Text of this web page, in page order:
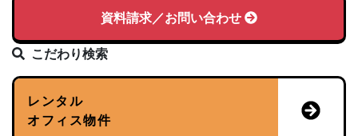
資料請求／お問い合わせ
こだわり検索
レンタル
オフィス物件